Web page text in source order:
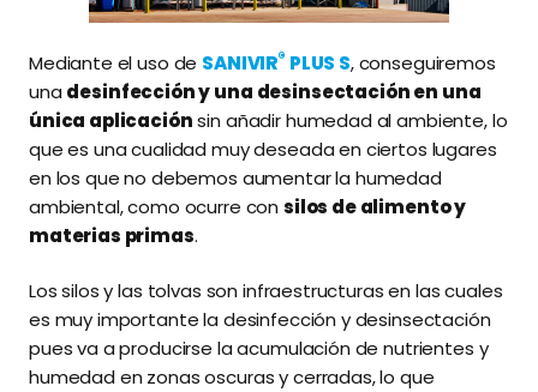
Mediante el uso de SANIVIR® PLUS S, conseguiremos
una desinfección y una desinsectación en una
única aplicaciónsin añadir humedad al ambiente, lo
que es una cualidad muy deseada en ciertos lugares
en los que no debemos aumentar la humedad
ambiental, como ocurre con silos de alimento y
materias primas.
Los silos y las tolvas son infraestructuras en las cuales
es muy importante la desinfección y desinsectación
pues va a producirse la acumulación de nutrientes y
humedad en zonas oscuras y cerradas, lo que